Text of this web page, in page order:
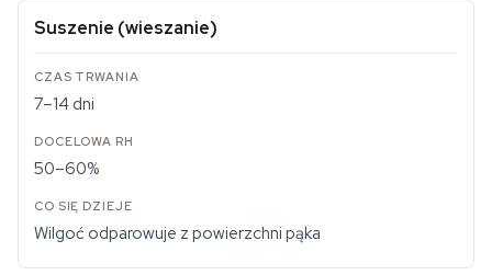
Suszenie (wieszanie)
7–14 dni
50–60%
Wilgoć odparowuje z powierzchni pąka